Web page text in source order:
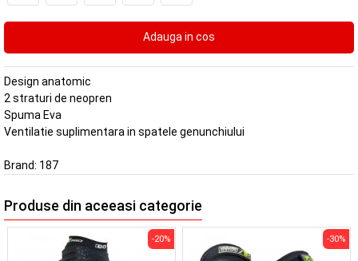
Design anatomic
2 straturi de neopren
Spuma Eva
Ventilatie suplimentara in spatele genunchiului
Brand: 187
Produse din aceeasi categorie
-20% -30%